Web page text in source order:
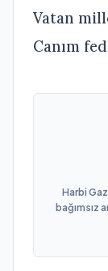
Vatan
Canım
Harbi
bağımsız